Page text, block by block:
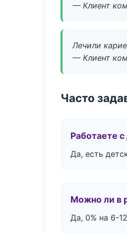
— Клиент
Лечили
— Клиент
Часто
Работаете
Да, есть
Можно ли в
Да, 0% на 6-